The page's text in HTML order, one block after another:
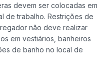
devem ser colocadas em
de trabalho. Restrições de
não deve realizar
em vestiários, banheiros
de banho no local de